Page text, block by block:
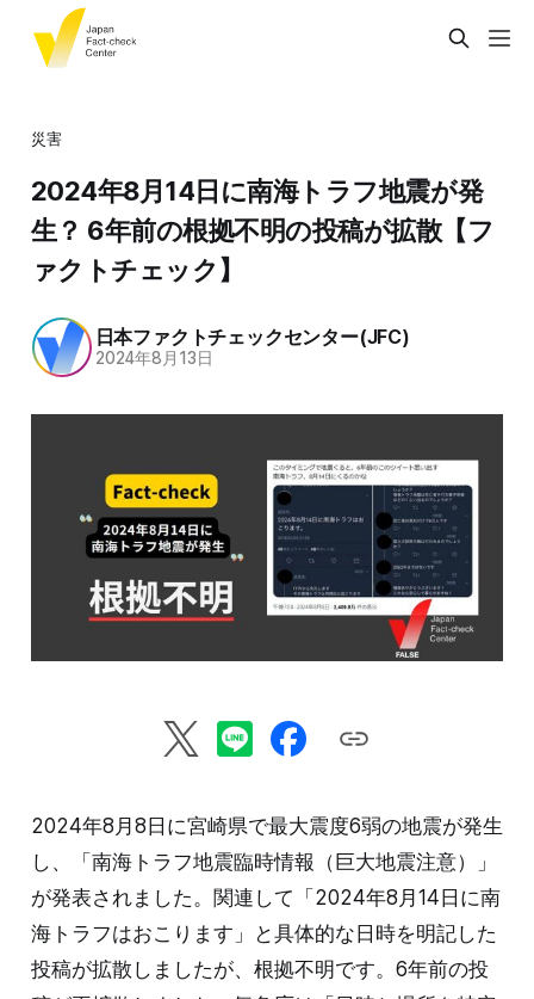
災害
2024年8月14日に南海トラフ地震が発
生？ 6年前の根拠不明の投稿が拡散【フ
ァクトチェック】
日本ファクトチェックセンター(JFC)
2024年8月13日
2024年8月8日に宮崎県で最大震度6弱の地震が発生
し、「南海トラフ地震臨時情報（巨大地震注意）」
が発表されました。関連して「2024年8月14日に南
海トラフはおこります」と具体的な日時を明記した
投稿が拡散しましたが、根拠不明です。6年前の投